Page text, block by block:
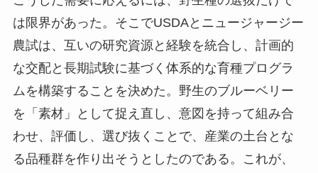
は限界があった。そこでUSDAとニュージャージー
農試は、互いの研究資源と経験を統合し、計画的
な交配と長期試験に基づく体系的な育種プログラ
ムを構築することを決めた。野生のブルーベリー
を「素材」として捉え直し、意図を持って組み合
わせ、評価し、選び抜くことで、産業の土台とな
る品種群を作り出そうとしたのである。これが、